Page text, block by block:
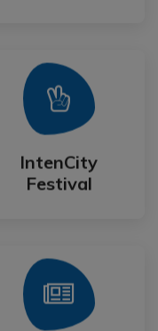
IntenCity
Festival
IntenCity
Festival
Mai Mult
Mai Mult